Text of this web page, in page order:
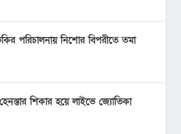
পরিচালনায় নিশোর বিপরীতে তমা
শিকার হয়ে লাইভে জ্যোতিকা